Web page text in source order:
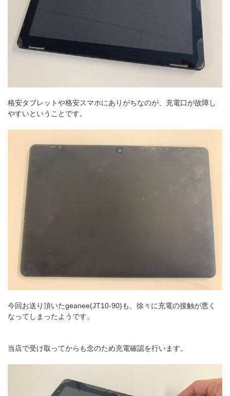
格安タブレットや格安スマホにありがちなのが、充電口が故障し
やすいということです。
今回お送り頂いたgeanee(JT10-90)も、徐々に充電の接触が悪く
なってしまったようです。
当店で受け取ってからも念のため充電確認を行います。